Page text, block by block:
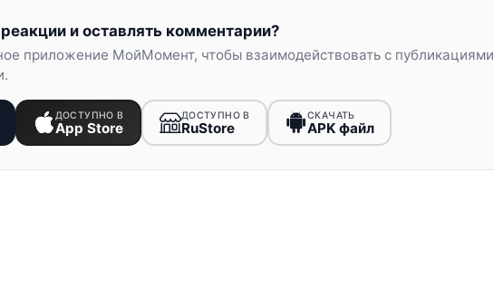
и оставлять комментарии?
приложение МойМомент, чтобы взаимодействовать с публикациями
ДОСТУПНО В
App Store
ДОСТУПНО В
RuStore
СКАЧАТЬ
APK файл